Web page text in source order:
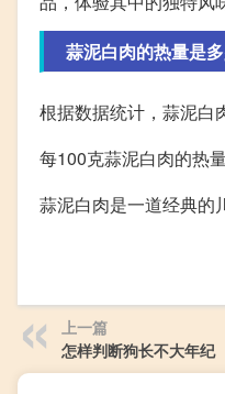
蒜泥白肉的热量是
根据数据统计，蒜泥白
每100克蒜泥白肉的热
蒜泥白肉是一道经典的
上一篇
怎样判断狗长不大年纪